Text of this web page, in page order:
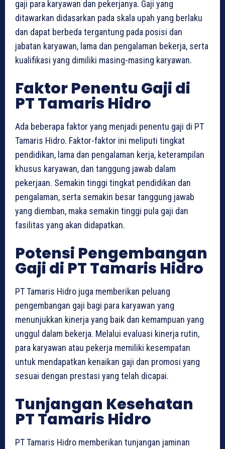
gaji para karyawan dan pekerjanya. Gaji yang
ditawarkan didasarkan pada skala upah yang berlaku
dan dapat berbeda tergantung pada posisi dan
jabatan karyawan, lama dan pengalaman bekerja, serta
kualifikasi yang dimiliki masing-masing karyawan.
Faktor Penentu Gaji di
PT Tamaris Hidro
Ada beberapa faktor yang menjadi penentu gaji di PT
Tamaris Hidro. Faktor-faktor ini meliputi tingkat
pendidikan, lama dan pengalaman kerja, keterampilan
khusus karyawan, dan tanggung jawab dalam
pekerjaan. Semakin tinggi tingkat pendidikan dan
pengalaman, serta semakin besar tanggung jawab
yang diemban, maka semakin tinggi pula gaji dan
fasilitas yang akan didapatkan.
Potensi Pengembangan
Gaji di PT Tamaris Hidro
PT Tamaris Hidro juga memberikan peluang
pengembangan gaji bagi para karyawan yang
menunjukkan kinerja yang baik dan kemampuan yang
unggul dalam bekerja. Melalui evaluasi kinerja rutin,
para karyawan atau pekerja memiliki kesempatan
untuk mendapatkan kenaikan gaji dan promosi yang
sesuai dengan prestasi yang telah dicapai.
Tunjangan Kesehatan
PT Tamaris Hidro
PT Tamaris Hidro memberikan tunjangan jaminan